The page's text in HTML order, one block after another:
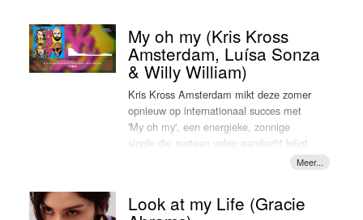
Webcam
My oh my (Kris Kross
Amsterdam, Luísa Sonza
& Willy William)
Kris Kross Amsterdam mikt deze zomer
opnieuw op internationaal succes met
'My oh my', een energieke, zonnige
single die meteen volop aandacht krijgt
Look at my Life (Gracie